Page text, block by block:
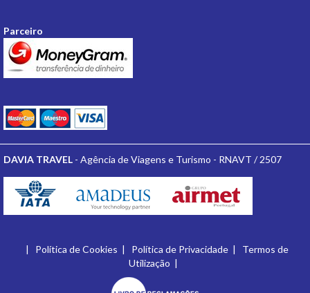
Parceiro
DAVIA TRAVEL - Agência de Viagens e Turismo - RNAVT / 2507
| Política de Cookies | Política de Privacidade |
Termos de
Utilização |